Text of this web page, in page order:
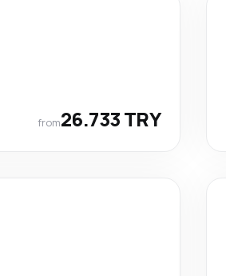
from26.733 TRY